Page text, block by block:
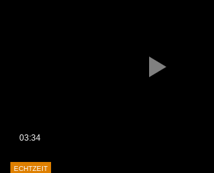
03:34
ECHTZEIT